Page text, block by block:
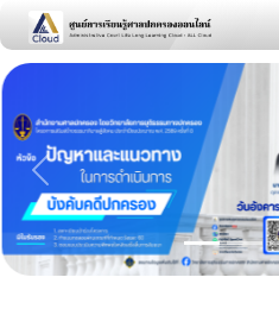
Previous